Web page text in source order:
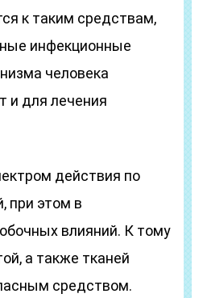
к таким средствам,
инфекционные
человека
и для лечения
действия по
при этом в
влияний. К тому
а также тканей
средством.